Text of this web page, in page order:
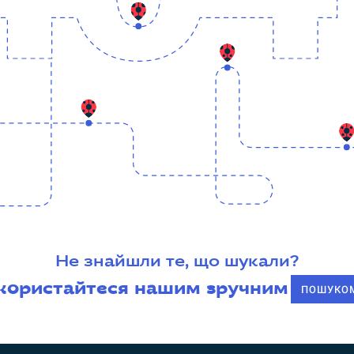
Не знайшли те, що шукали?
нашим зручним